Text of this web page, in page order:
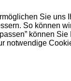
Sie
So können
können
notwendige